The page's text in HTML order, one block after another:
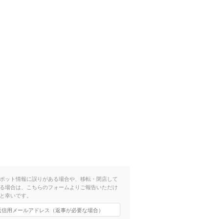
ット情報に誤りがある場合や、移転・閉店して
場合は、こちらのフォームよりご報告いただけ
幸いです。